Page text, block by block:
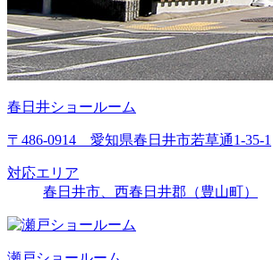
春日井ショールーム
〒486-0914 愛知県春日井市若草通1-35-1
対応エリア
春日井市、西春日井郡（豊山町）